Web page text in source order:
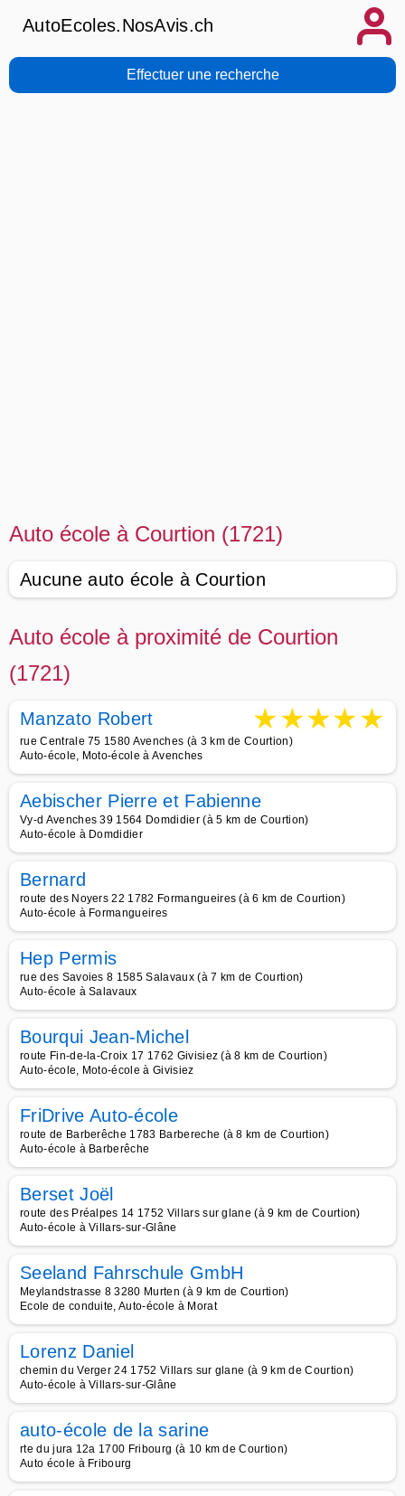
AutoEcoles.NosAvis.ch
Effectuer une recherche
Auto école à Courtion (1721)
Aucune auto école à Courtion
Auto école à proximité de Courtion
(1721)
Manzato Robert ★★★★★
rue Centrale 75 1580 Avenches (à 3 km de Courtion)
Auto-école, Moto-école à Avenches
Aebischer Pierre et Fabienne
Vy-d Avenches 39 1564 Domdidier (à 5 km de Courtion)
Auto-école à Domdidier
Bernard
route des Noyers 22 1782 Formangueires (à 6 km de Courtion)
Auto-école à Formangueires
Hep Permis
rue des Savoies 8 1585 Salavaux (à 7 km de Courtion)
Auto-école à Salavaux
Bourqui Jean-Michel
route Fin-de-la-Croix 17 1762 Givisiez (à 8 km de Courtion)
Auto-école, Moto-école à Givisiez
FriDrive Auto-école
route de Barberêche 1783 Barbereche (à 8 km de Courtion)
Auto-école à Barberêche
Berset Joël
route des Préalpes 14 1752 Villars sur glane (à 9 km de Courtion)
Auto-école à Villars-sur-Glâne
Seeland Fahrschule GmbH
Meylandstrasse 8 3280 Murten (à 9 km de Courtion)
Ecole de conduite, Auto-école à Morat
Lorenz Daniel
chemin du Verger 24 1752 Villars sur glane (à 9 km de Courtion)
Auto-école à Villars-sur-Glâne
auto-école de la sarine
rte du jura 12a 1700 Fribourg (à 10 km de Courtion)
Auto école à Fribourg